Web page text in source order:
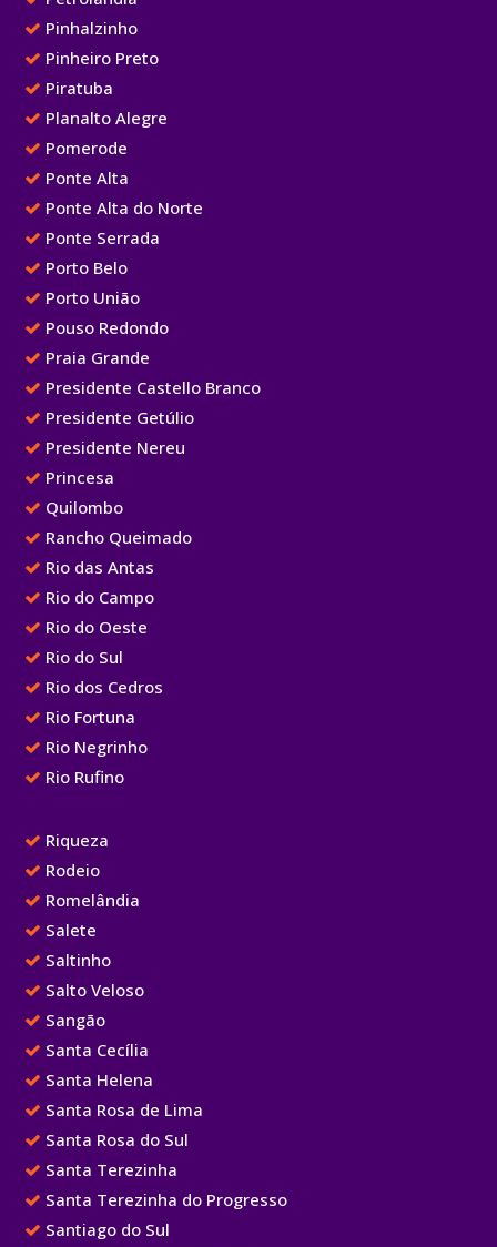
Pinhalzinho
Pinheiro Preto
Piratuba
Planalto Alegre
Pomerode
Ponte Alta
Ponte Alta do Norte
Ponte Serrada
Porto Belo
Porto União
Pouso Redondo
Praia Grande
Presidente Castello Branco
Presidente Getúlio
Presidente Nereu
Princesa
Quilombo
Rancho Queimado
Rio das Antas
Rio do Campo
Rio do Oeste
Rio do Sul
Rio dos Cedros
Rio Fortuna
Rio Negrinho
Rio Rufino
Riqueza
Rodeio
Romelândia
Salete
Saltinho
Salto Veloso
Sangão
Santa Cecília
Santa Helena
Santa Rosa de Lima
Santa Rosa do Sul
Santa Terezinha
Santa Terezinha do Progresso
Santiago do Sul